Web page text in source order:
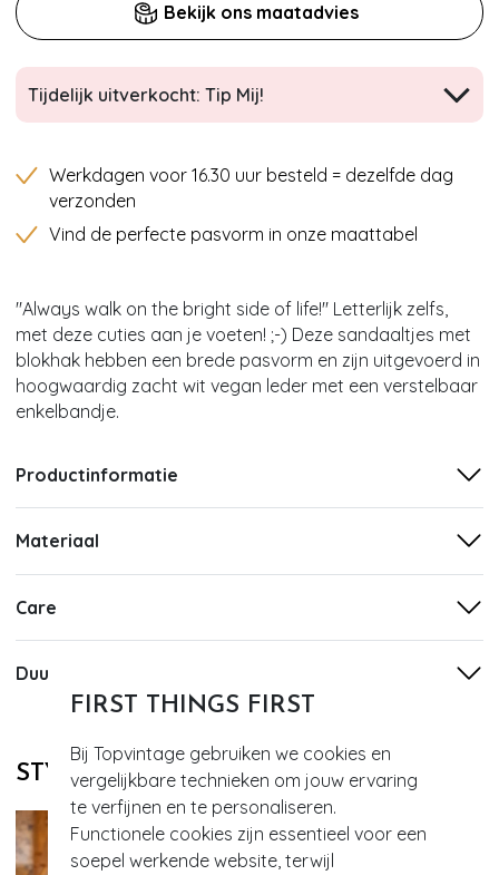
FIRST THINGS FIRST
Bij Topvintage gebruiken we cookies en
vergelijkbare technieken om jouw ervaring
te verfijnen en te personaliseren.
Functionele cookies zijn essentieel voor een
soepel werkende website, terwijl
Bekijk ons maatadvies
Tijdelijk uitverkocht: Tip Mij!
Werkdagen voor 16.30 uur besteld = dezelfde dag
verzonden
Vind de perfecte pasvorm in onze maattabel
''Always walk on the bright side of life!'' Letterlijk zelfs,
met deze cuties aan je voeten! ;-) Deze sandaaltjes met
blokhak hebben een brede pasvorm en zijn uitgevoerd in
hoogwaardig zacht wit vegan leder met een verstelbaar
enkelbandje.
Productinformatie
Materiaal
Care
Duurzaamheid
STYLE DIT MET